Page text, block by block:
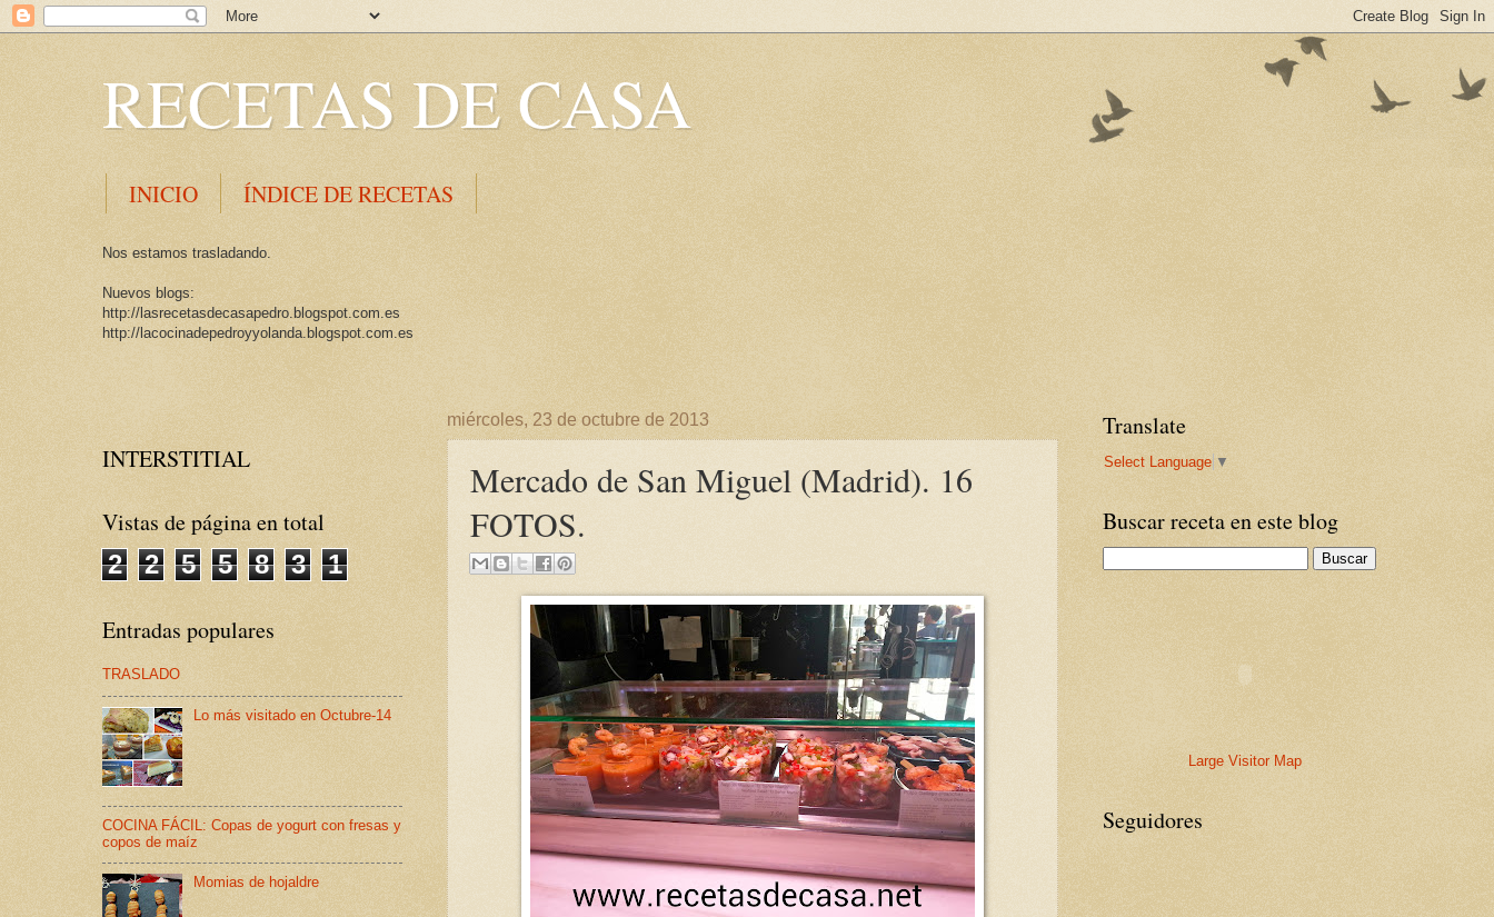
RECETAS DE CASA
INICIO ÍNDICE DE RECETAS
Nos estamos trasladando.
Nuevos blogs:
http://lasrecetasdecasapedro.blogspot.com.es
http://lacocinadepedroyyolanda.blogspot.com.es
miércoles, 23 de octubre de 2013
Mercado de San Miguel (Madrid). 16
FOTOS.
INTERSTITIAL
Vistas de página en total
2
2 5 5 8 3 1
Entradas populares
TRASLADO
Lo más visitado en Octubre-14
COCINA FÁCIL: Copas de yogurt con fresas y
copos de maíz
Momias de hojaldre
Translate
Select Language ▼
Buscar receta en este blog
Large Visitor Map
Seguidores